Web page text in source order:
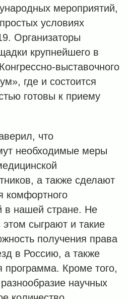
мероприятий,
условиях
Организаторы
крупнейшего в
выставочного
где и состоится
готовы к приему
что
необходимые меры
а также сделают
комфортного
в нашей стране. Не
сыграют и такие
получения права
в Россию, а также
программа. Кроме того,
научных